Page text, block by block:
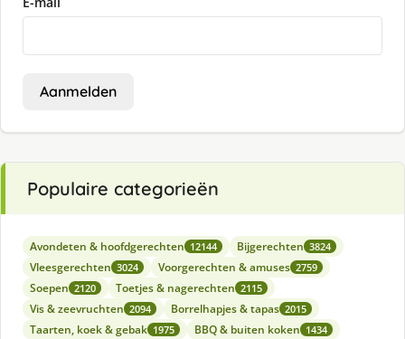
Aanmelden
Populaire categorieën
Avondeten & hoofdgerechten 12144 Bijgerechten 3824
Vleesgerechten 3024 Voorgerechten & amuses 2759
Soepen 2120 Toetjes & nagerechten 2115
Vis & zeevruchten 2094 Borrelhapjes & tapas 2015
Taarten, koek & gebak 1975 BBQ & buiten koken 1434